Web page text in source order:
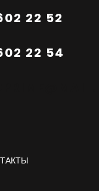
22 52
22 54